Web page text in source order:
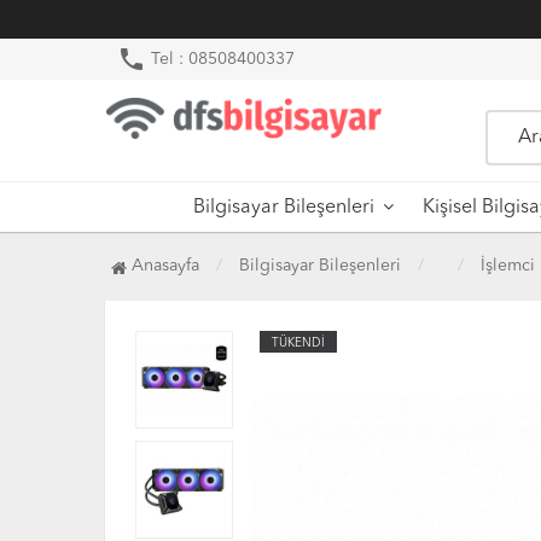
phone Tel : 08508400337
Bilgisayar Bileşenleri Kişisel
Anasayfa Bilgisayar Bileşenleri İşlemci
TÜKENDİ